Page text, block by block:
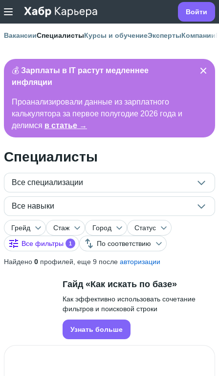
Войти
ВакансииСпециалистыКурсы и обучениеЭкспертыКомпании
💰 Зарплаты в IT растут медленнее
инфляции
Проанализировали данные из зарплатного
калькулятора за первое полугодие 2026 года и
делимся в статье →
Специалисты
Все специализации
Все навыки
Грейд Стаж Город
Статус
Все фильтры
1 По соответствию
Найдено 0 профилей, еще 9 после авторизации
Гайд «Как искать по базе»
Как эффективно использовать сочетание
фильтров и поисковой строки
Узнать больше